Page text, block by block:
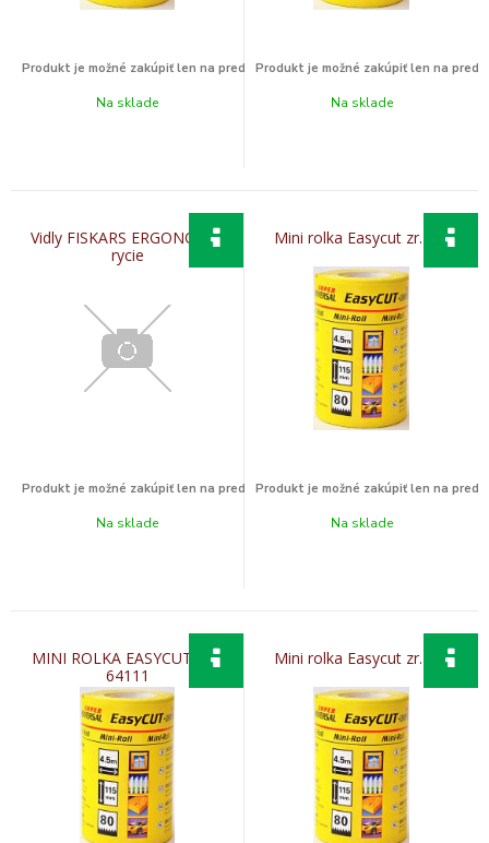
Na sklade Na sklade
Vidly FISKARS ERGONOMIC
rycie
Na sklade
Mini rolka Easycut zr.150
Na sklade
MINI ROLKA EASYCUT 180
64111
Mini rolka Easycut zr.100